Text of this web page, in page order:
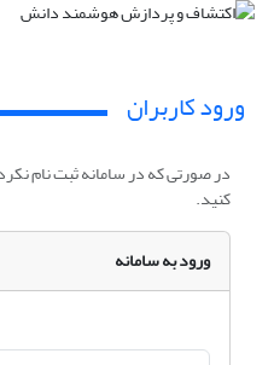
ورود کاربران
در صورتی که در سامانه ثبت نام
کنید.
ورود به سامانه